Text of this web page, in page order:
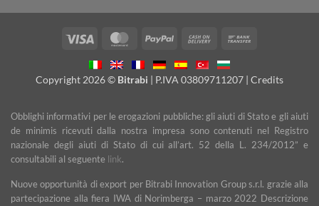
Visa MasterCardPayPal
Cash
Delivery
Copyright 2026 © Bitrabi | P.IVA 03809711207 | Credits
Obblighi informativi per le erogazioni pubbliche: gli aiuti di Stato e gli aiuti
de minimis ricevuti dalla nostra impresa sono contenuti nel Registro
nazionale degli aiuti di Stato di cui all’art. 52 della L. 234/2012” e
consultabili al seguente link.
Nuove opportunità di export per Bitrabi Innovation Group s.r.l. grazie alla
partecipazione alla fiera IWA di Norimberga – marzo 2022 Descrizione